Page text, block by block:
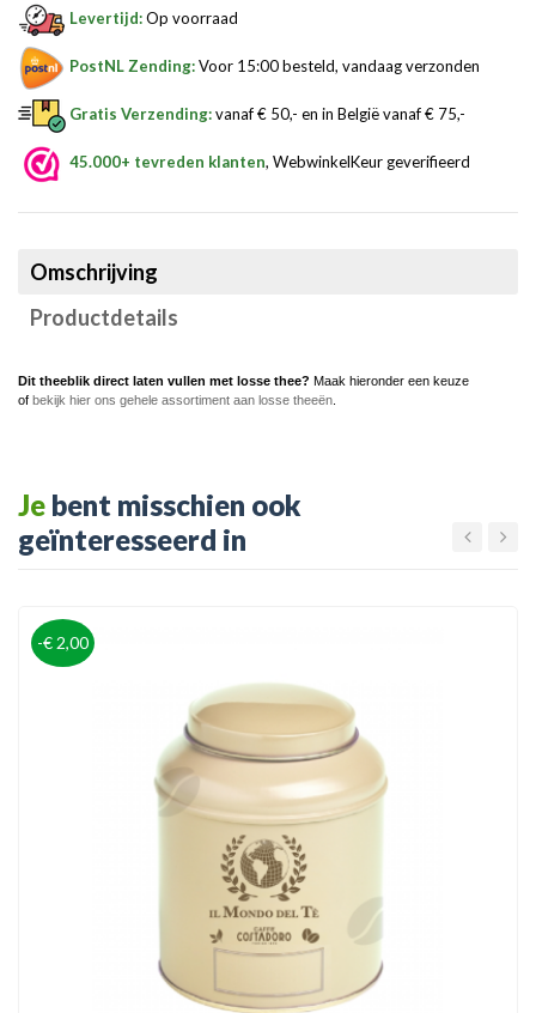
Levertijd:Op voorraad
PostNL Zending:Voor 15:00 besteld, vandaag verzonden
Gratis Verzending:vanaf € 50,- en in België vanaf € 75,-
45.000+ tevreden klanten, WebwinkelKeur geverifieerd
Omschrijving
Productdetails
Dit theeblik direct laten vullen met losse thee? Maak hieronder een keuze
of bekijk hier ons gehele assortiment aan losse theeën
Je bent misschien ook
geïnteresseerd in
-€ 2,00